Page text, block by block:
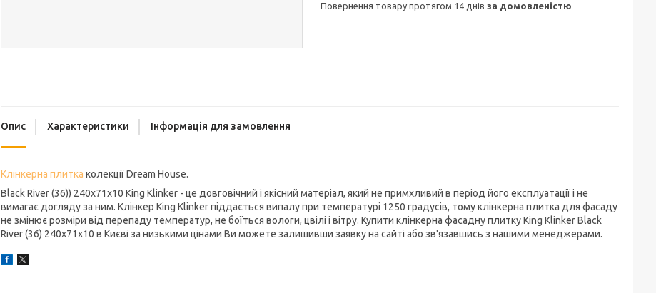
повернення товару протягом 14 днів за домовленістю
Опис Характеристики Інформація для замовлення
Клінкерна плитка колекції Dream House.
Black River (36)) 240x71x10 King Klinker - це довговічний і якісний матеріал, який не примхливий в період його експлуатації і не
вимагає догляду за ним. Клінкер King Klinker піддається випалу при температурі 1250 градусів, тому клінкерна плитка для фасаду
не змінює розміри від перепаду температур, не боїться вологи, цвілі і вітру. Купити клінкерна фасадну плитку King Klinker Black
River (36) 240x71x10 в Києві за низькими цінами Ви можете залишивши заявку на сайті або зв'язавшись з нашими менеджерами.